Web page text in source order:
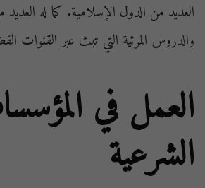
العديد من الدول الإسلامية. كما له
والدروس المرئية التي تبث عبر القنوات
العمل في
الشرعية